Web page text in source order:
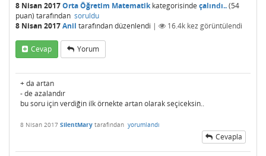
8 Nisan 2017Orta Öğretim Matematikkategorisinde çalındı..(54
puan) tarafından soruldu
8 Nisan 2017Anil tarafındandüzenlendi | 16.4k kez görüntülendi
Cevap Yorum
+ da artan
- de azalandır
bu soru için verdiğin ilk örnekte artan olarak seçiceksin..
8 Nisan 2017 SilentMary tarafından yorumlandı
Cevapla